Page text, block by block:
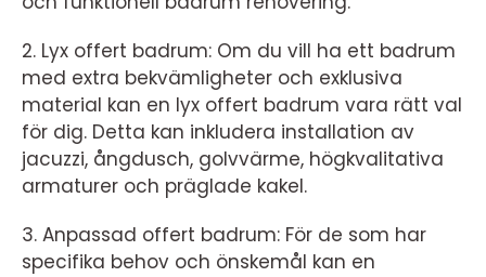
2. Lyx offert badrum: Om du vill ha ett badrum
med extra bekvämligheter och exklusiva
material kan en lyx offert badrum vara rätt val
för dig. Detta kan inkludera installation av
jacuzzi, ångdusch, golvvärme, högkvalitativa
armaturer och präglade kakel.
3. Anpassad offert badrum: För de som har
specifika behov och önskemål kan en